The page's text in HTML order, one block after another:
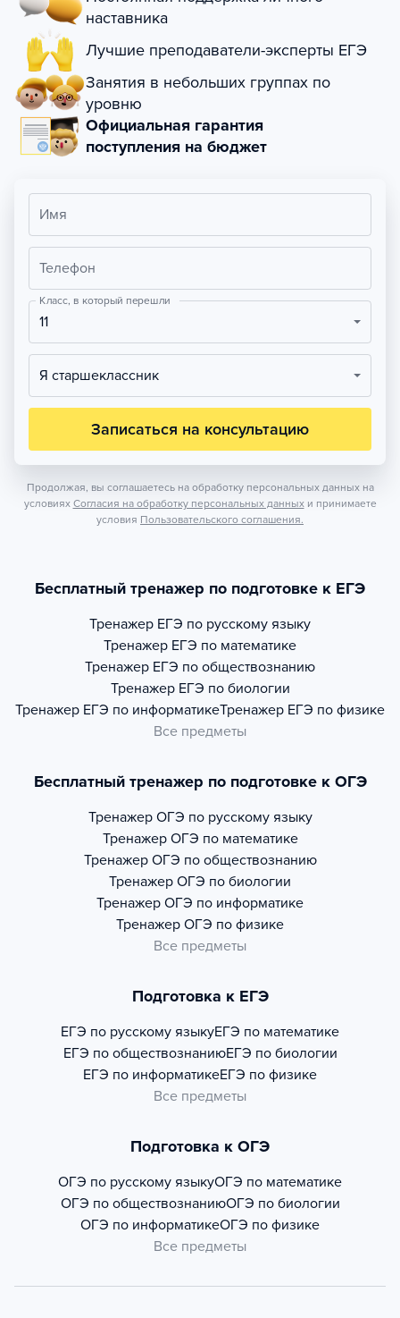
наставника
Лучшие преподаватели-эксперты ЕГЭ
Занятия в небольших группах по
уровню
Официальная гарантия
поступления на бюджет
Имя
Телефон
Класс, в который перешли
11
Я старшеклассник
Записаться на консультацию
Продолжая, вы соглашаетесь на обработку персональных данных на
условиях Согласия на обработку персональных данных и принимаете
условия Пользовательского соглашения.
Бесплатный тренажер по подготовке к ЕГЭ
Тренажер ЕГЭ по русскому языку
Тренажер ЕГЭ по математике
Тренажер ЕГЭ по обществознанию
Тренажер ЕГЭ по биологии
Тренажер ЕГЭ по информатикеТренажер ЕГЭ по физике
Все предметы
Бесплатный тренажер по подготовке к ОГЭ
Тренажер ОГЭ по русскому языку
Тренажер ОГЭ по математике
Тренажер ОГЭ по обществознанию
Тренажер ОГЭ по биологии
Тренажер ОГЭ по информатике
Тренажер ОГЭ по физике
Все предметы
Подготовка к ЕГЭ
ЕГЭ по русскому языкуЕГЭ по математике
ЕГЭ по обществознаниюЕГЭ по биологии
ЕГЭ по информатикеЕГЭ по физике
Все предметы
Подготовка к ОГЭ
ОГЭ по русскому языкуОГЭ по математике
ОГЭ по обществознаниюОГЭ по биологии
ОГЭ по информатикеОГЭ по физике
Все предметы